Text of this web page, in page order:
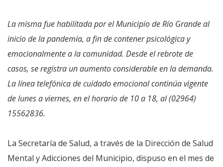
La misma fue habilitada por el Municipio de Río Grande al
inicio de la pandemia, a fin de contener psicológica y
emocionalmente a la comunidad. Desde el rebrote de
casos, se registra un aumento considerable en la demanda.
La línea telefónica de cuidado emocional continúa vigente
de lunes a viernes, en el horario de 10 a 18, al (02964)
15562836.
La Secretaría de Salud, a través de la Dirección de Salud
Mental y Adicciones del Municipio, dispuso en el mes de